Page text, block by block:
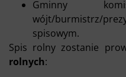
Gminny
wójt/burmistrz/
spisowym.
Spis rolny zostanie
rolnych: